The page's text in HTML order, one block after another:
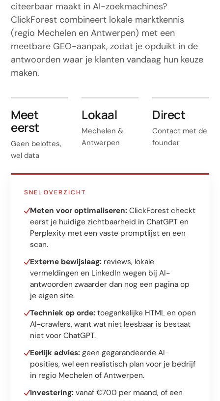
citeerbaar maakt in AI-zoekmachines?
ClickForest combineert lokale marktkennis
(regio Mechelen en Antwerpen) met een
meetbare GEO-aanpak, zodat je opduikt in de
antwoorden waar je klanten vandaag hun keuze
maken.
Meet
eerst
Geen beloftes,
wel data
Lokaal
Mechelen &
Antwerpen
Direct
Contact met de
founder
SNEL OVERZICHT
Meten voor optimaliseren: ClickForest checkt
eerst je huidige zichtbaarheid in ChatGPT en
Perplexity met een vaste promptlijst en een
scan.
Externe bewijslaag: reviews, lokale
vermeldingen en LinkedIn wegen bij AI-
antwoorden zwaarder dan nog een pagina op
je eigen site.
Techniek op orde: toegankelijke HTML en open
AI-crawlers, want wat niet leesbaar is bestaat
niet voor ChatGPT.
Eerlijk advies: geen gegarandeerde AI-
posities, wel een realistisch plan voor je bedrijf
in regio Mechelen of Antwerpen.
Investering: vanaf €700 per maand, of een